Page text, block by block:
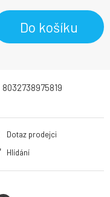
Do košíku
8032738975819
Dotaz prodejci
Hlídání